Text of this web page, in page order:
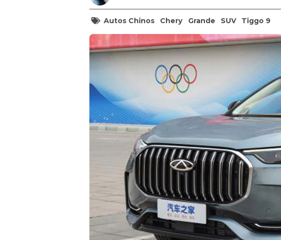
Autos Chinos Chery Grande SUV Tiggo 9